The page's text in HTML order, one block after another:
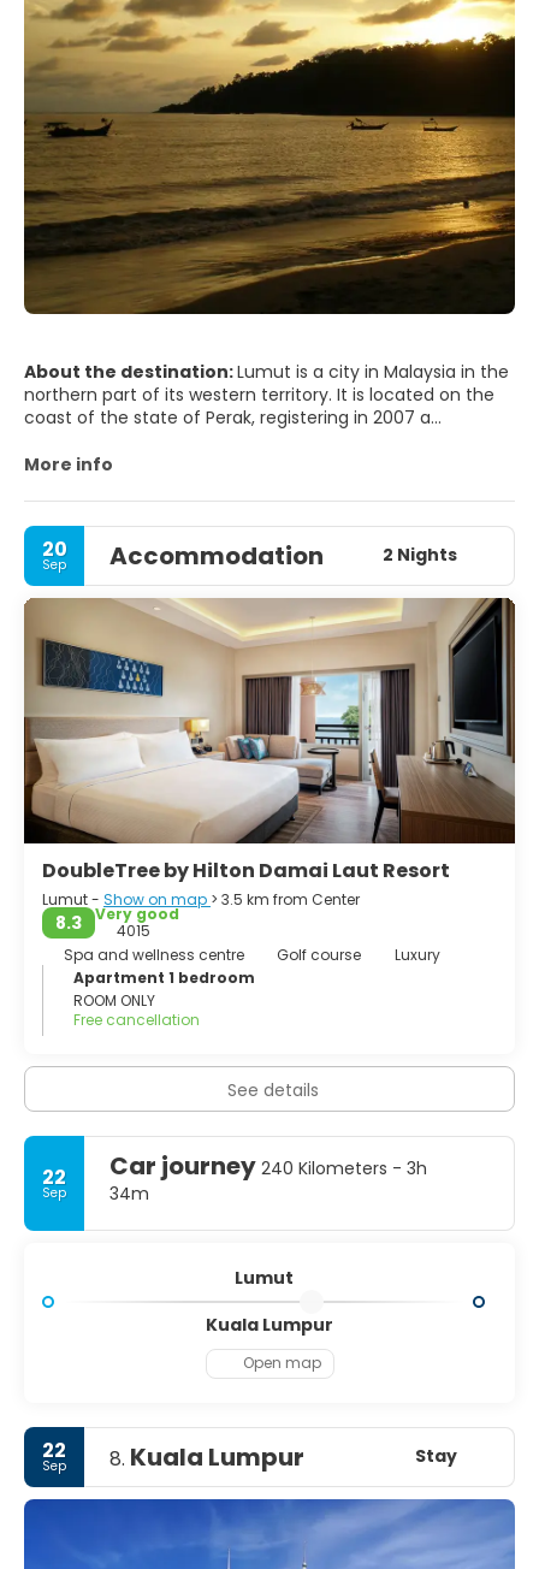
About the destination:Lumut is a city in Malaysia in the
northern part of its western territory. It is located on the
coast of the state of Perak, registering in 2007 a
from Sitiawan and is the gateway to Pangkor Island. This
Royal Navy of Malaysia. Since 1993 it is a shipyard of
medium draft ships. In Malay lumut means moss, lichen,
or seaweed.
More info
20
Sep Accommodation 2 Nights
DoubleTree by Hilton Damai Laut Resort
Lumut - Show on map > 3.5 km from Center
8.3
Very good
4015
Spa and wellness centre
Golf course
Luxury
Apartment 1 bedroom
ROOM ONLY
Free cancellation
See details
22
Sep
Car journey 240 Kilometers - 3h
34m
Lumut
Kuala Lumpur
Open map
22
Sep 8. Kuala Lumpur Stay